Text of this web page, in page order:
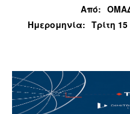
Από:
Ημερομηνία: Τρίτη